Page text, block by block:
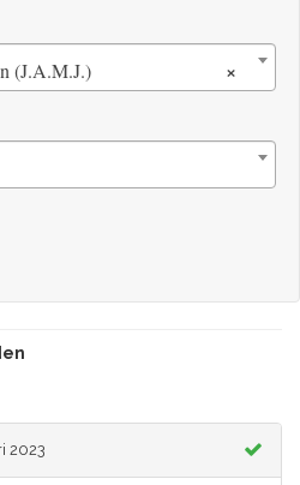
×
(J.A.M.J.)
2023